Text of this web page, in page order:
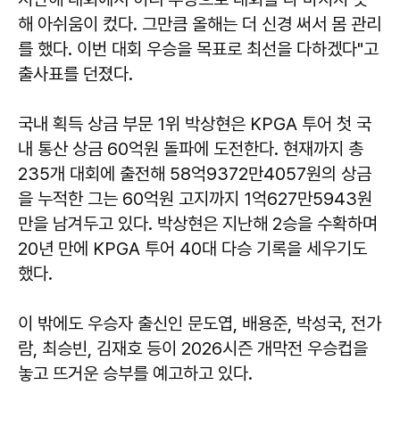
해 아쉬움이 컸다. 그만큼 올해는 더 신경 써서 몸 관리
를 했다. 이번 대회 우승을 목표로 최선을 다하겠다"고
출사표를 던졌다.
국내 획득 상금 부문 1위 박상현은 KPGA 투어 첫 국
내 통산 상금 60억원 돌파에 도전한다. 현재까지 총
235개 대회에 출전해 58억9372만4057원의 상금
을 누적한 그는 60억원 고지까지 1억627만5943원
만을 남겨두고 있다. 박상현은 지난해 2승을 수확하며
20년 만에 KPGA 투어 40대 다승 기록을 세우기도
했다.
이 밖에도 우승자 출신인 문도엽, 배용준, 박성국, 전가
람, 최승빈, 김재호 등이 2026시즌 개막전 우승컵을
놓고 뜨거운 승부를 예고하고 있다.